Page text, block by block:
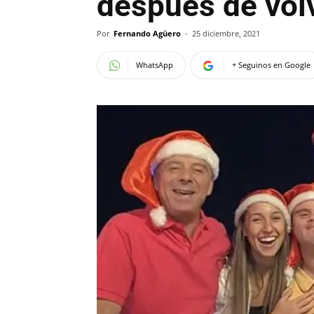
Por Fernando Agüero - 25 diciembre, 2021
WhatsApp + Seguinos en Google